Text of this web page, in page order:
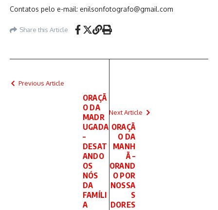
Contatos pelo e-mail: enilsonfotografo@gmail.com
Share this Article
Previous Article
ORAÇÃ
O DA
MADR
UGADA
–
DESAT
ANDO
OS
NÓS
DA
FAMÍLI
A
Next Article
ORAÇÃ
O DA
MANH
Ã –
ORAND
O POR
NOSSA
S
DORES